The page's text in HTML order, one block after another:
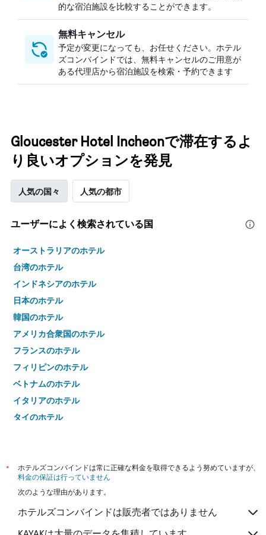
的な宿泊施設を比較することができます。
無料キャンセル
予定が変更になっても、お任せください。ホテル
ズコンバインドでは、無料キャンセルのご用意が
ある代理店から宿泊施設を検索・予約できます
Gloucester Hotel Incheonで滞在するよ
り良いオプションを発見
人気の国々 人気の都市
ユーザーによく検索されている国
オーストラリアのホテル
台湾のホテル
インドネシアのホテル
日本のホテル
韓国のホテル
アメリカ合衆国のホテル
フランスのホテル
フィリピンのホテル
ベトナムのホテル
イタリアのホテル
タイのホテル
*
ホテルズコンバインドは常に正確な料金を取得できるよう努めていますが、
料金の保証は行っていません
次のような理由があります。
ホテルズコンバインドは販売者ではありません